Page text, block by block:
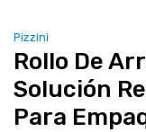
Pizzini
Rollo De
Solución
Para